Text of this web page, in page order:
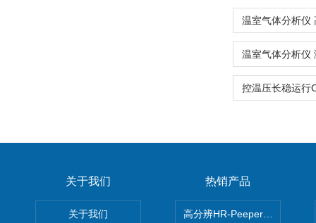
关于我们
关于我们
热销产品
高分辨HR-Peeper采样器孔隙